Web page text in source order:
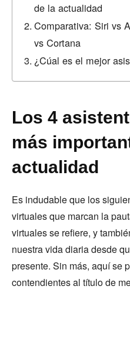
de la actualidad
Comparativa: Siri vs
vs Cortana
¿Cúal es el mejor
Los 4
más
actualidad
Es indudable que los
virtuales que marcan la
virtuales se refiere, y
nuestra vida diaria desde
presente. Sin más, aquí se
contendientes al título de